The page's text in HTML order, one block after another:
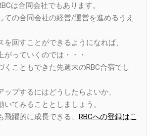
は合同会社でもあります。
ての合同会社の経営/運営を進めるうえ
を回すことができるようになれば、
がっていくのでは・・・
くこともできた先週末のRBC合宿でし
ップするにはどうしたらよいか、
いてみることとしましょう。
躍的に成長できる、 RBCへの登録はこ